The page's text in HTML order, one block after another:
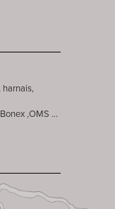
harnais,
,OMS ...